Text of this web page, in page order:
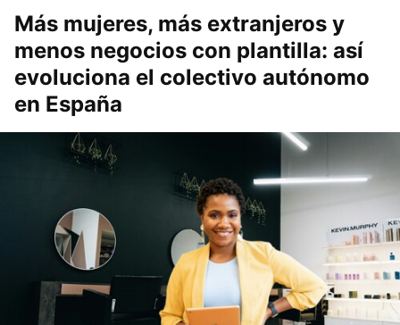
Más mujeres, más extranjeros y
menos negocios con plantilla: así
evoluciona el colectivo autónomo
en España